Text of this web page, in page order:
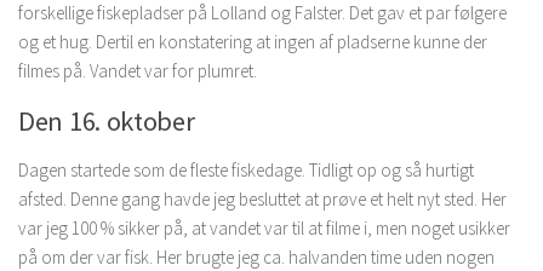
forskellige fiskepladser på Lolland og Falster. Det gav et par følgere
og et hug. Dertil en konstatering at ingen af pladserne kunne der
filmes på. Vandet var for plumret.
Den 16. oktober
Dagen startede som de fleste fiskedage. Tidligt op og så hurtigt
afsted. Denne gang havde jeg besluttet at prøve et helt nyt sted. Her
var jeg 100 % sikker på, at vandet var til at filme i, men noget usikker
på om der var fisk. Her brugte jeg ca. halvanden time uden nogen